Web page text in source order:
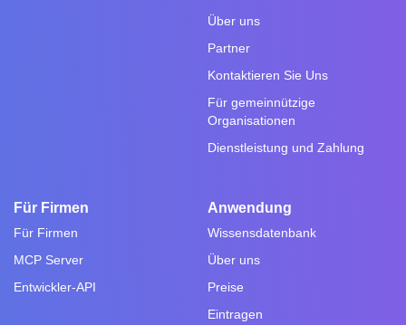
Über uns
Partner
Kontaktieren Sie Uns
Für gemeinnützige
Organisationen
Dienstleistung und Zahlung
Für Firmen
Für Firmen
MCP Server
Entwickler-API
Anwendung
Wissensdatenbank
Über uns
Preise
Eintragen